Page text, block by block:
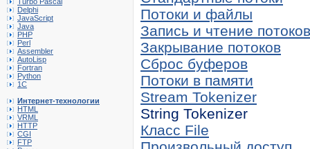
Delphi
JavaScript
Java
PHP
Perl
Assembler
AutoLisp
Fortran
Python
1C
Интернет-технологии
HTML
VRML
HTTP
CGI
FTP
Потоки и файлы
Запись и чтение потоков
Закрывание потоков
Сброс буферов
Потоки в памяти
Stream Tokenizer
String Tokenizer
Класс File